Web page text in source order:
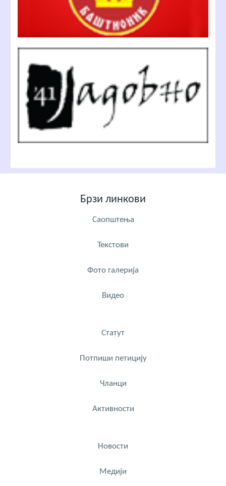
Брзи линкови
Саопштења
Текстови
Фото галерија
Видео
Статут
Потпиши петицију
Чланци
Активности
Новости
Медији